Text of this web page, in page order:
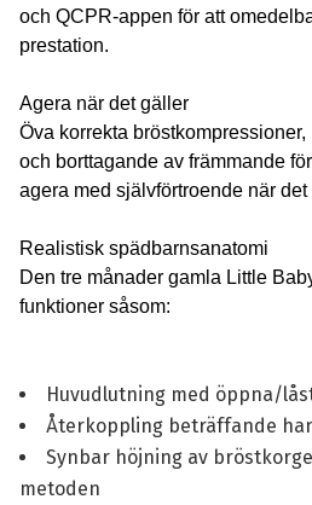
och QCPR-appen för att
prestation.
Agera när det gäller
Öva korrekta
och borttagande av främmande
agera med självförtroende när
Realistisk spädbarnsanatomi
Den tre månader gamla Little
funktioner såsom:
Huvudlutning med öppna/
Återkoppling beträffande
Synbar höjning av
metoden